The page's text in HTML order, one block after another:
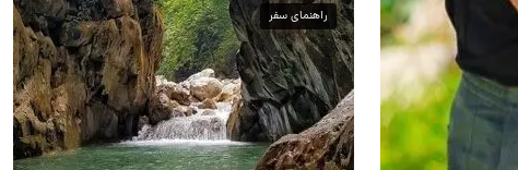
راهنمای سفر